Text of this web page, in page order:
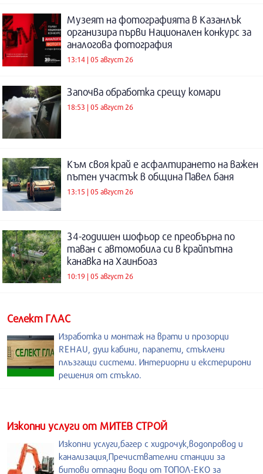
Музеят на фотографията в Казанлък
организира първи Национален конкурс за
аналогова фотография
13:14 | 05 август 26
Започва обработка срещу комари
18:53 | 05 август 26
Към своя край е асфалтирането на важен
пътен участък в община Павел баня
13:15 | 05 август 26
34-годишен шофьор се преобърна по
таван с автомобила си в крайпътна
канавка на Хаинбоаз
10:19 | 05 август 26
Селект ГЛАС
Изработка и монтаж на врати и прозорци
REHAU, душ кабини, парапети, стъклени
плъзгащи системи. Интериорни и екстерирони
решения от стъкло.
Изкопни услуги от МИТЕВ СТРОЙ
Изкопни услуги,багер с хидрочук,водопровод и
канализация,Пречиствателни станции за
битови отпадни води от ТОПОЛ-ЕКО за